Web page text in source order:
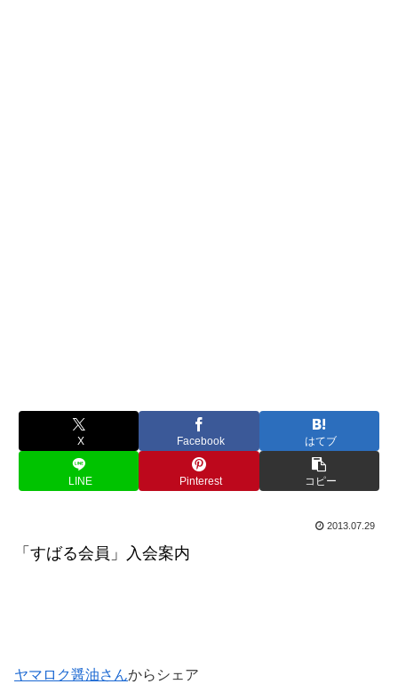
X Facebook はてブ
LINE Pinterest コピー
2013.07.29
「すばる会員」入会案内
ヤマロク醤油さんからシェア